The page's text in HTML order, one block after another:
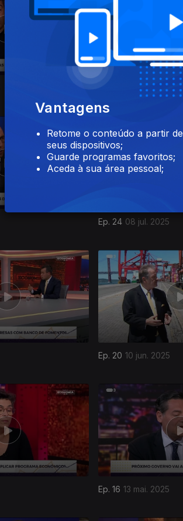
02 set. 2025
Ep. 24 08 jul. 2025
Ep. 20 10 jun. 2025
Ep. 16 13 mai. 2025
Vantagens
Retome o conteúdo a partir
seus dispositivos;
Guarde programas favoritos;
Aceda à sua área pessoal;